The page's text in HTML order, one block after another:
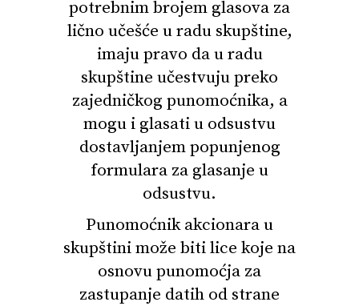
potrebnim brojem glasova za
lično učešće u radu skupštine,
imaju pravo da u radu
skupštine učestvuju preko
zajedničkog punomoćnika, a
mogu i glasati u odsustvu
dostavljanjem popunjenog
formulara za glasanje u
odsustvu.
Punomoćnik akcionara u
skupštini može biti lice koje na
osnovu punomoćja za
zastupanje datih od strane